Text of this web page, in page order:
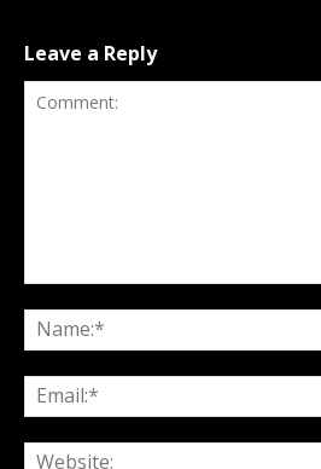
Leave a Reply